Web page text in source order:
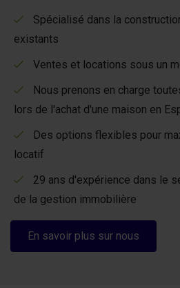
Spécialisé dans la
existants
Ventes et locations sous un
Nous prenons en charge
lors de l'achat d'une maison en
Des options flexibles pour
locatif
29 ans d'expérience dans le
de la gestion immobilière
En savoir plus sur nous